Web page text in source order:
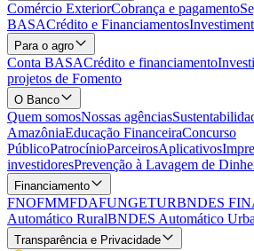
Comércio ExteriorCobrança e pagamento
BASACrédito e Financiamentos
Para o agro
Conta BASACrédito e financiamento
projetos de Fomento
O Banco
Quem somosNossas agências
AmazôniaEducação FinanceiraConcurso
PúblicoPatrocínioParceirosAplicativos
investidoresPrevenção à Lavagem de
Financiamento
FNOFMMFDAFUNGETURBNDES
Automático RuralBNDES Automático
Transparência e Privacidade